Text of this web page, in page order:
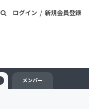
ログイン / 新規会員登録
メンバー